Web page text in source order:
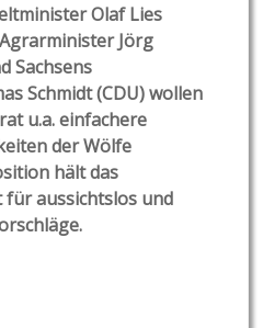
Olaf Lies
Jörg
Sachsens
Schmidt (CDU) wollen
u.a. einfachere
der Wölfe
hält das
für aussichtslos und